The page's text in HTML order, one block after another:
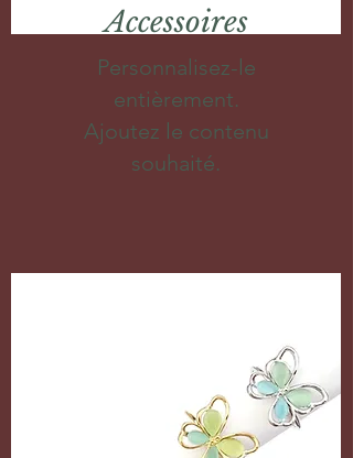
Accessoires
Personnalisez-le
entièrement.
Ajoutez le contenu
souhaité.